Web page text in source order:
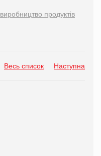
виробництво продуктів
Весь список Наступна